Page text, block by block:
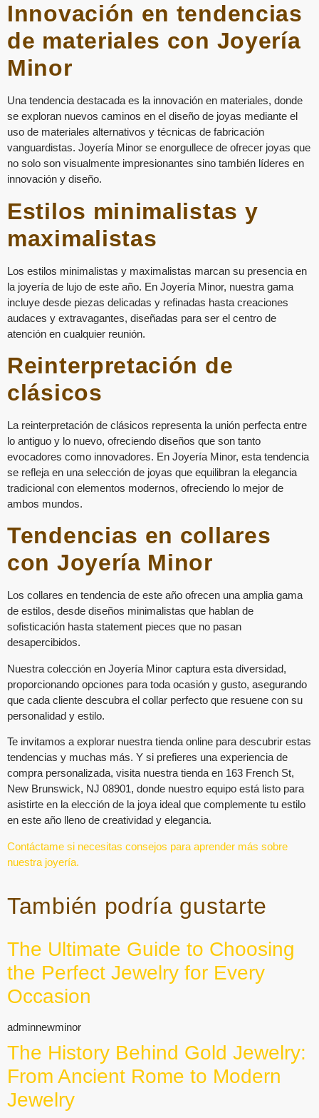
Innovación en tendencias
de materiales con Joyería
Minor
Una tendencia destacada es la innovación en materiales, donde
se exploran nuevos caminos en el diseño de joyas mediante el
uso de materiales alternativos y técnicas de fabricación
vanguardistas. Joyería Minor se enorgullece de ofrecer joyas que
no solo son visualmente impresionantes sino también líderes en
innovación y diseño.
Estilos minimalistas y
maximalistas
Los estilos minimalistas y maximalistas marcan su presencia en
la joyería de lujo de este año. En Joyería Minor, nuestra gama
incluye desde piezas delicadas y refinadas hasta creaciones
audaces y extravagantes, diseñadas para ser el centro de
atención en cualquier reunión.
Reinterpretación de
clásicos
La reinterpretación de clásicos representa la unión perfecta entre
lo antiguo y lo nuevo, ofreciendo diseños que son tanto
evocadores como innovadores. En Joyería Minor, esta tendencia
se refleja en una selección de joyas que equilibran la elegancia
tradicional con elementos modernos, ofreciendo lo mejor de
ambos mundos.
Tendencias en collares
con Joyería Minor
Los collares en tendencia de este año ofrecen una amplia gama
de estilos, desde diseños minimalistas que hablan de
sofisticación hasta statement pieces que no pasan
desapercibidos.
Nuestra colección en Joyería Minor captura esta diversidad,
proporcionando opciones para toda ocasión y gusto, asegurando
que cada cliente descubra el collar perfecto que resuene con su
personalidad y estilo.
Te invitamos a explorar nuestra tienda online para descubrir estas
tendencias y muchas más. Y si prefieres una experiencia de
compra personalizada, visita nuestra tienda en 163 French St,
New Brunswick, NJ 08901, donde nuestro equipo está listo para
asistirte en la elección de la joya ideal que complemente tu estilo
en este año lleno de creatividad y elegancia.
Contáctame si necesitas consejos para aprender más sobre
nuestra joyería.
También podría gustarte
The Ultimate Guide to Choosing
the Perfect Jewelry for Every
Occasion
adminnewminor
The History Behind Gold Jewelry:
From Ancient Rome to Modern
Jewelry